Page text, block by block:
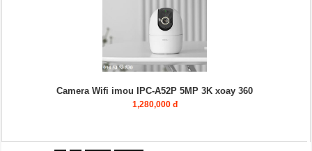
Camera Wifi imou IPC-A52P 5MP 3K xoay 360
1,280,000 đ